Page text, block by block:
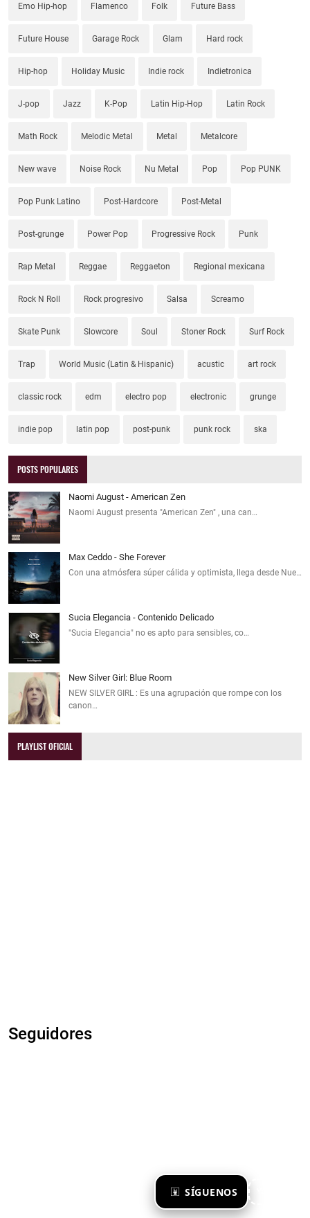
SÍGUENOS
Emo Hip-hop Flamenco Folk Future Bass
Future House Garage Rock Glam Hard rock
Hip-hop Holiday Music Indie rock Indietronica
J-pop Jazz K-Pop Latin Hip-Hop Latin Rock
Math Rock Melodic Metal Metal Metalcore
New wave Noise Rock Nu Metal Pop Pop PUNK
Pop Punk Latino Post-Hardcore Post-Metal
Post-grunge Power Pop Progressive Rock Punk
Rap Metal Reggae Reggaeton Regional mexicana
Rock N Roll Rock progresivo Salsa Screamo
Skate Punk Slowcore Soul Stoner Rock Surf Rock
Trap World Music (Latin & Hispanic) acustic art rock
classic rock edm electro pop electronic grunge
indie pop latin pop post-punk punk rock ska
POSTS POPULARES
Naomi August - American Zen
Naomi August presenta "American Zen" , una can…
Max Ceddo - She Forever
Con una atmósfera súper cálida y optimista, llega desde Nue…
Sucia Elegancia - Contenido Delicado
"Sucia Elegancia" no es apto para sensibles, co…
New Silver Girl: Blue Room
NEW SILVER GIRL : Es una agrupación que rompe con los
canon…
PLAYLIST OFICIAL
Seguidores